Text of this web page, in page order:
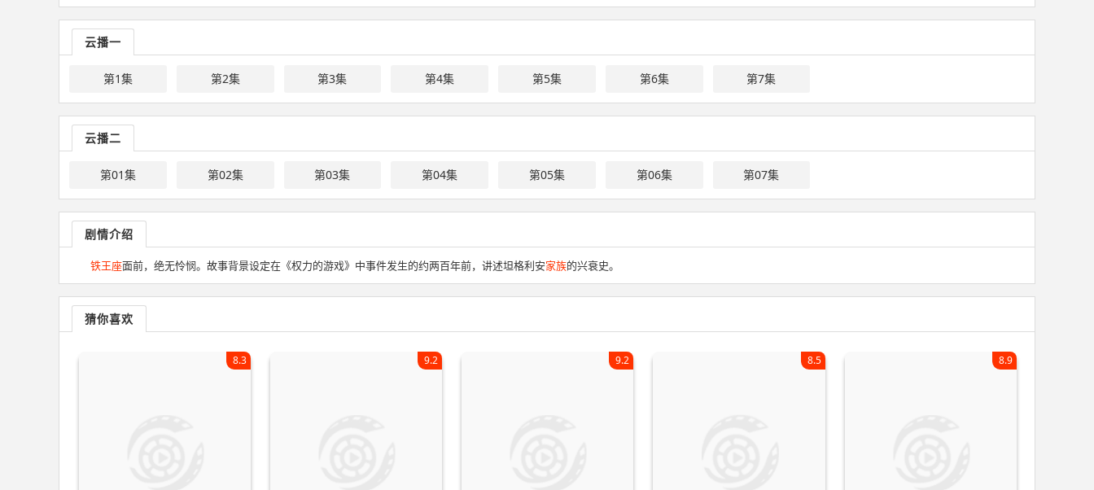
云播一
第1集 第2集 第3集 第4集 第5集 第6集 第7集
云播二
第01集 第02集 第03集 第04集 第05集 第06集 第07集
剧情介绍
铁王座面前，绝无怜悯。故事背景设定在《权力的游戏》中事件发生的约两百年前，讲述坦格利安家族的兴衰史。
猜你喜欢
8.3 9.2 9.2 8.5 8.9